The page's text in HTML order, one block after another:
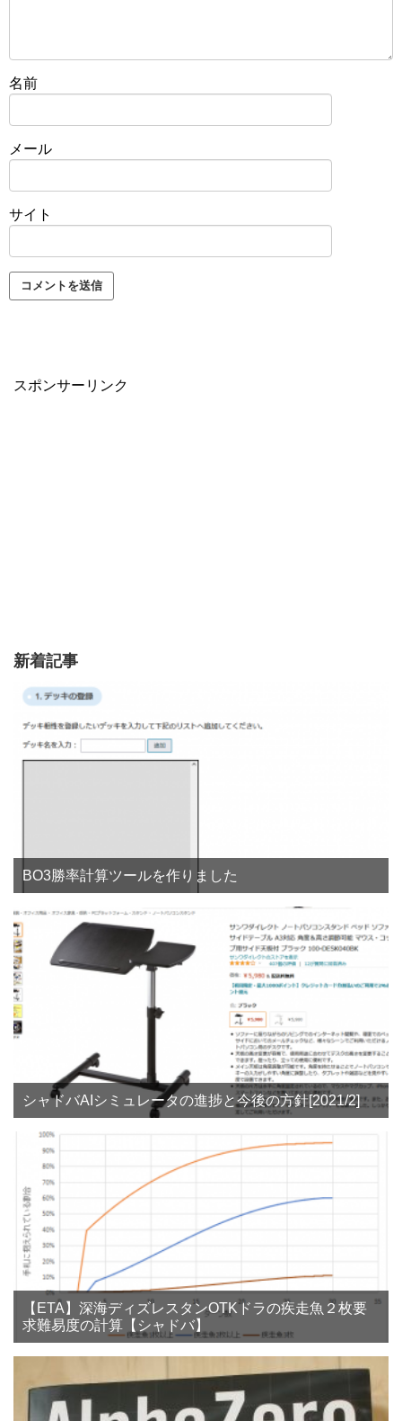
名前
メール
サイト
スポンサーリンク
新着記事
BO3勝率計算ツールを作りました
シャドバAIシミュレータの進捗と今後の方針[2021/2]
【ETA】深海ディズレスタンOTKドラの疾走魚２枚要
求難易度の計算【シャドバ】